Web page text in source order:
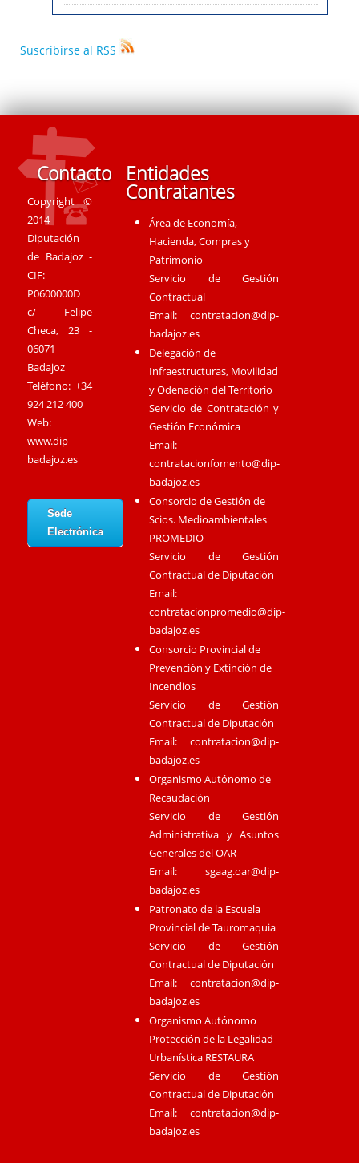
Suscribirse al RSS
Contacto
Copyright ©
2014
Diputación
de Badajoz -
CIF:
P0600000D
c/ Felipe
Checa, 23 -
06071
Badajoz
Teléfono: +34
924 212 400
Web:
www.dip-
badajoz.es
Sede
Electrónica
Entidades
Contratantes
Área de Economía,
Hacienda, Compras y
Patrimonio
Servicio de Gestión
Contractual
Email:contratacion@dip-
badajoz.es
Delegación de
Infraestructuras, Movilidad
y Odenación del Territorio
Servicio de Contratación y
Gestión Económica
Email:
contratacionfomento@dip-
badajoz.es
Consorcio de Gestión de
Scios. Medioambientales
PROMEDIO
Servicio de Gestión
Contractual de Diputación
Email:
contratacionpromedio@dip-
badajoz.es
Consorcio Provincial de
Prevención y Extinción de
Incendios
Servicio de Gestión
Contractual de Diputación
Email:contratacion@dip-
badajoz.es
Organismo Autónomo de
Recaudación
Servicio de Gestión
Administrativa y Asuntos
Generales del OAR
Email:sgaag.oar@dip-
badajoz.es
Patronato de la Escuela
Provincial de Tauromaquia
Servicio de Gestión
Contractual de Diputación
Email:contratacion@dip-
badajoz.es
Organismo Autónomo
Protección de la Legalidad
Urbanística RESTAURA
Servicio de Gestión
Contractual de Diputación
Email:contratacion@dip-
badajoz.es